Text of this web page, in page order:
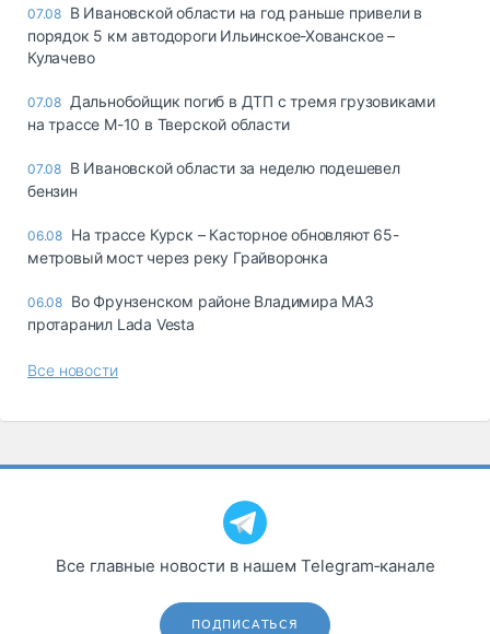
07.08 В Ивановской области на год раньше привели в
порядок 5 км автодороги Ильинское-Хованское –
Кулачево
07.08 Дальнобойщик погиб в ДТП с тремя грузовиками
на трассе М-10 в Тверской области
07.08 В Ивановской области за неделю подешевел
бензин
06.08 На трассе Курск – Касторное обновляют 65-
метровый мост через реку Грайворонка
06.08 Во Фрунзенском районе Владимира МАЗ
протаранил Lada Vesta
Все новости
Все главные новости в нашем Telegram‑канале
ПОДПИСАТЬСЯ